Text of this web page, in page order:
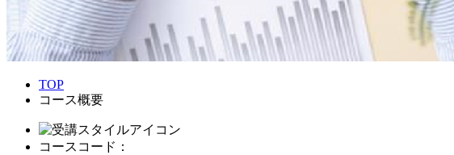
TOP
コース概要
コースコード：